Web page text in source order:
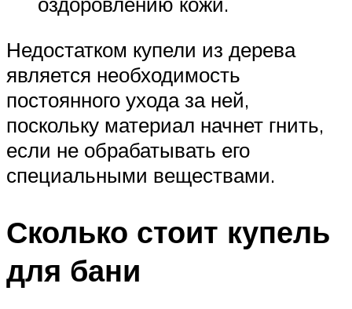
Недостатком купели из дерева
является необходимость
постоянного ухода за ней,
поскольку материал начнет гнить,
если не обрабатывать его
специальными веществами.
Сколько стоит купель
для бани